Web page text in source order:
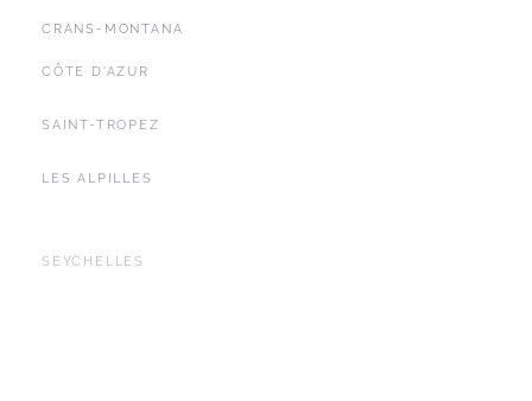
CRANS-MONTANA
CÔTE D'AZUR
SAINT-TROPEZ
LES ALPILLES